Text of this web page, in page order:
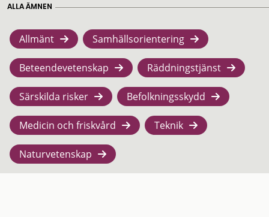
ALLA ÄMNEN
Allmänt Samhällsorientering
Beteendevetenskap Räddningstjänst
Särskilda risker Befolkningsskydd
Medicin och friskvård Teknik
Naturvetenskap